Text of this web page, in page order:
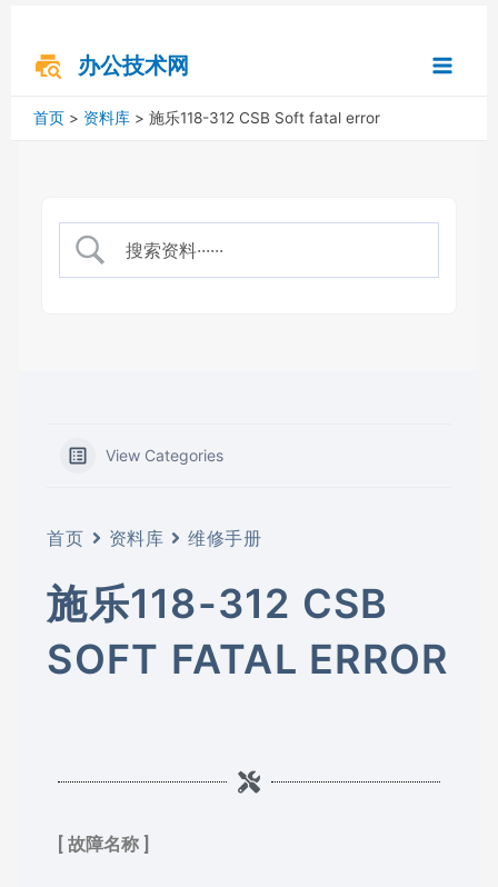
办公技术网
Menu
首页 资料库 施乐118-312 CSB Soft fatal error
View Categories
首页 资料库 维修手册
施乐118-312 CSB
SOFT FATAL ERROR
[ 故障名称 ]